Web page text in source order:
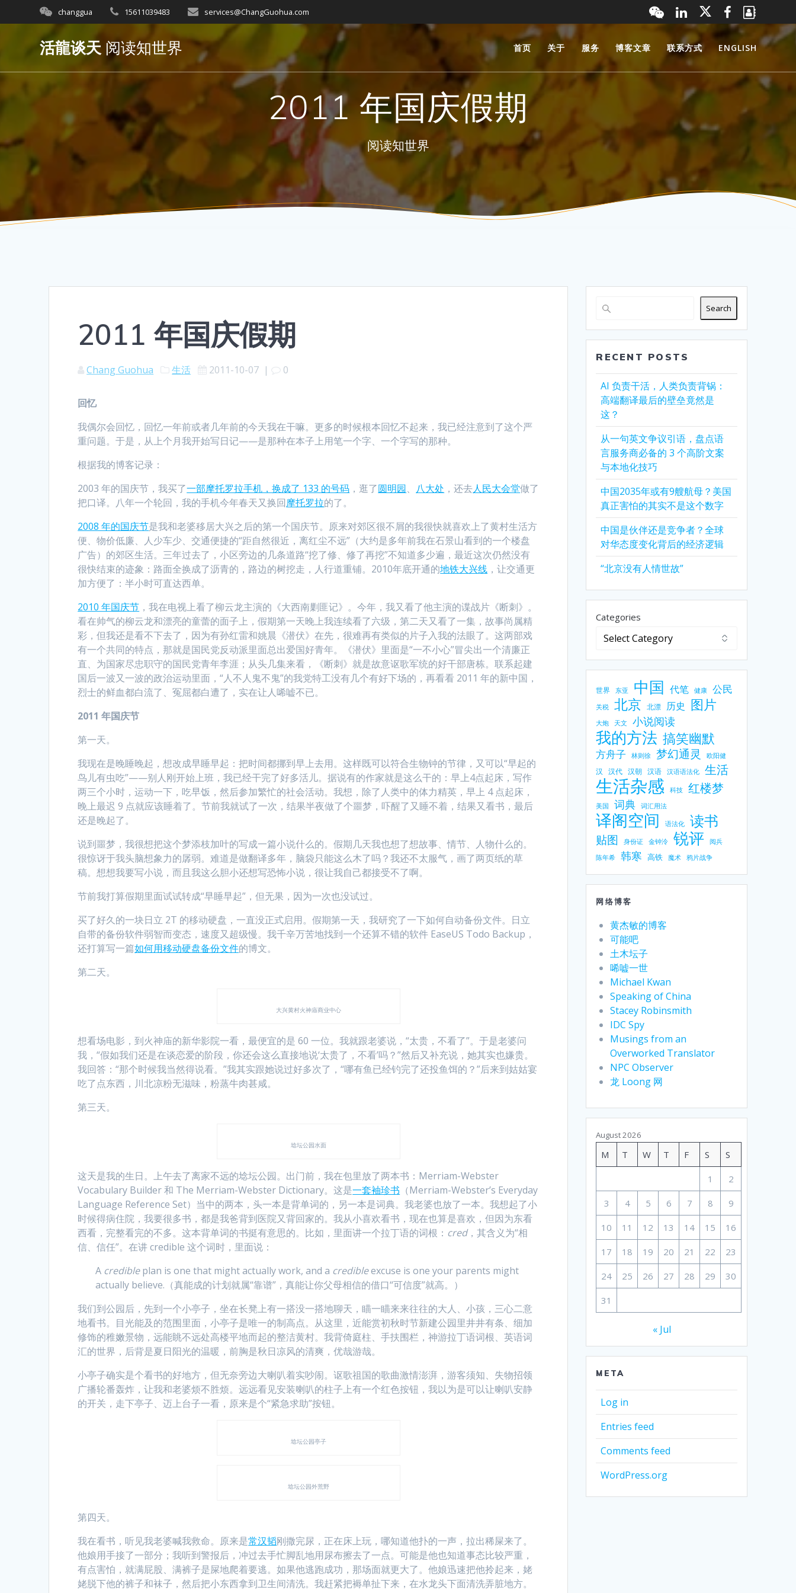
to
changgua 15611039483 services@ChangGuohua.com
活龍谈天阅读知世界 首页 关于 服务 博客文章 联系方式 ENGLISH
2011 年国庆假期
阅读知世界
2011 年国庆假期
Chang Guohua 生活 2011-10-07 | 0
回忆
我偶尔会回忆，回忆一年前或者几年前的今天我在干嘛。更多的时候根本回忆不起来，我已经注意到了这个严
重问题。于是，从上个月我开始写日记——是那种在本子上用笔一个字、一个字写的那种。
根据我的博客记录：
2003 年的国庆节，我买了一部摩托罗拉手机，换成了 133 的号码 ，逛了圆明园、 八大处 ，还去人民大会堂做了
把口译。八年一个轮回，我的手机今年春天又换回摩托罗拉的了。
2008 年的国庆节是我和老婆移居大兴之后的第一个国庆节。原来对郊区很不屑的我很快就喜欢上了黄村生活方
便、物价低廉、人少车少、交通便捷的“距自然很近，离红尘不远”（大约是多年前我在石景山看到的一个楼盘
广告）的郊区生活。三年过去了，小区旁边的几条道路“挖了修、修了再挖”不知道多少遍，最近这次仍然没有
很快结束的迹象：路面全换成了沥青的，路边的树挖走，人行道重铺。2010年底开通的地铁大兴线 ，让交通更
加方便了：半小时可直达西单。
2010 年国庆节 ，我在电视上看了柳云龙主演的《大西南剿匪记》。今年，我又看了他主演的谍战片《断刺》。
看在帅气的柳云龙和漂亮的童蕾的面子上，假期第一天晚上我连续看了六级，第二天又看了一集，故事尚属精
彩，但我还是看不下去了，因为有孙红雷和姚晨《潜伏》在先，很难再有类似的片子入我的法眼了。这两部戏
有一个共同的特点，那就是国民党反动派里面总出爱国好青年。《潜伏》里面是“一不小心”冒尖出一个清廉正
直、为国家尽忠职守的国民党青年李涯；从头几集来看，《断刺》就是故意讴歌军统的好干部唐栋。联系起建
国后一波又一波的政治运动里面，“人不人鬼不鬼”的我党特工没有几个有好下场的，再看看 2011 年的新中国，
烈士的鲜血都白流了、冤屈都白遭了，实在让人唏嘘不已。
2011年国庆节
第一天。
我现在是晚睡晚起，想改成早睡早起：把时间都挪到早上去用。这样既可以符合生物钟的节律，又可以“早起的
鸟儿有虫吃”­——别人刚开始上班，我已经干完了好多活儿。据说有的作家就是这么干的：早上4点起床，写作
两三个小时，运动一下，吃早饭，然后参加繁忙的社会活动。我想，除了人类中的体力精英，早上 4 点起床，
晚上最迟 9 点就应该睡着了。节前我就试了一次，结果半夜做了个噩梦，吓醒了又睡不着，结果又看书，最后
还是晚起了。
说到噩梦，我很想把这个梦添枝加叶的写成一篇小说什么的。假期几天我也想了想故事、情节、人物什么的。
很惊讶于我头脑想象力的孱弱。难道是做翻译多年，脑袋只能这么木了吗？我还不太服气，画了两页纸的草
稿。想想我要写小说，而且我这么胆小还想写恐怖小说，很让我自己都接受不了啊。
节前我打算假期里面试试转成“早睡早起”，但无果，因为一次也没试过。
买了好久的一块日立 2T 的移动硬盘，一直没正式启用。假期第一天，我研究了一下如何自动备份文件。日立
自带的备份软件弱智而变态，速度又超级慢。我千辛万苦地找到一个还算不错的软件 EaseUS Todo Backup，
还打算写一篇如何用移动硬盘备份文件的博文。
第二天。
大兴黄村火神庙商业中心
想看场电影，到火神庙的新华影院一看，最便宜的是 60 一位。我就跟老婆说，“太贵，不看了”。于是老婆问
我，“假如我们还是在谈恋爱的阶段，你还会这么直接地说‘太贵了，不看’吗？”然后又补充说，她其实也嫌贵。
我回答：“那个时候我当然得说看。”我其实跟她说过好多次了，“哪有鱼已经钓完了还投鱼饵的？”后来到姑姑宴
吃了点东西，川北凉粉无滋味，粉蒸牛肉甚咸。
第三天。
埝坛公园水面
这天是我的生日。上午去了离家不远的埝坛公园。出门前，我在包里放了两本书：Merriam-Webster
Vocabulary Builder 和 The Merriam-Webster Dictionary。这是一套袖珍书 （Merriam-Webster’s Everyday
Language Reference Set）当中的两本，头一本是背单词的，另一本是词典。我老婆也放了一本。我想起了小
时候得病住院，我要很多书，都是我爸背到医院又背回家的。我从小喜欢看书，现在也算是喜欢，但因为东看
西看，完整看完的不多。这本背单词的书挺有意思的。比如，里面讲一个拉丁语的词根： cred，其含义为“相
信、信任”。在讲 credible 这个词时，里面说：
A credibleplan is one that might actually work, and a credibleexcuse is one your parents might
actually believe.（真能成的计划就属“靠谱”，真能让你父母相信的借口“可信度”就高。）
我们到公园后，先到一个小亭子，坐在长凳上有一搭没一搭地聊天，瞄一瞄来来往往的大人、小孩，三心二意
地看书。目光能及的范围里面，小亭子是唯一的制高点。从这里，近能赏初秋时节新建公园里井井有条、细加
修饰的稚嫩景物，远能眺不远处高楼平地而起的整洁黄村。我背倚庭柱、手扶围栏，神游拉丁语词根、英语词
汇的世界，后背是夏日阳光的温暖，前胸是秋日凉风的清爽，优哉游哉。
小亭子确实是个看书的好地方，但无奈旁边大喇叭着实吵闹。讴歌祖国的歌曲激情澎湃，游客须知、失物招领
广播轮番轰炸，让我和老婆烦不胜烦。远远看见安装喇叭的柱子上有一个红色按钮，我以为是可以让喇叭安静
的开关，走下亭子、迈上台子一看，原来是个“紧急求助”按钮。
埝坛公园亭子
埝坛公园外荒野
第四天。
我在看书，听见我老婆喊我救命。原来是常汉韬刚撒完尿，正在床上玩，哪知道他扑的一声，拉出稀屎来了。
他娘用手接了一部分；我听到警报后，冲过去手忙脚乱地用尿布擦去了一点。可能是他也知道事态比较严重，
有点害怕，就满屁股、满裤子是屎地爬着要逃。如果他逃跑成功，那场面就更大了。他娘迅速把他拎起来，姥
姥脱下他的裤子和袜子，然后把小东西拿到卫生间清洗。我赶紧把褥单扯下来，在水龙头下面清洗弄脏地方。
Search
RECENT POSTS
AI 负责干活，人类负责背锅：
高端翻译最后的壁垒竟然是
这？
从一句英文争议引语，盘点语
言服务商必备的 3 个高阶文案
与本地化技巧
中国2035年或有9艘航母？美国
真正害怕的其实不是这个数字
中国是伙伴还是竞争者？全球
对华态度变化背后的经济逻辑
“北京没有人情世故”
Categories
世界 东亚 中国 代笔 健康 公民
关税 北京 北漂 历史 图片
大炮 天文 小说阅读
我的方法 搞笑幽默
方舟子 林则徐 梦幻通灵 欧阳健
汉 汉代 汉朝 汉语 汉语语法化 生活
生活杂感 科技 红楼梦
美国 词典 词汇用法
译阁空间 语法化 读书
贴图 身份证 金钟泠 锐评
阅兵
陈年希
韩寒 高铁 魔术 鸦片战争
网络博客
黄杰敏的博客
可能吧
土木坛子
唏嘘一世
Michael Kwan
Speaking of China
Stacey Robinsmith
IDC Spy
Musings from an
Overworked Translator
NPC Observer
龙 Loong 网
August 2026
M T W T F S S
1 2
3 4 5 6 7 8 9
10 11 12 13 14 15 16
17 18 19 20 21 22 23
24 25 26 27 28 29 30
31
« Jul
META
Log in
Entries feed
Comments feed
WordPress.org